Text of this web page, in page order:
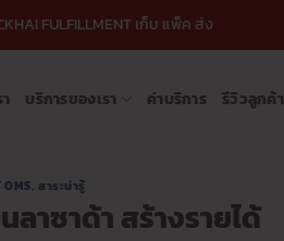
FULFILLMENT เก็บ แพ็ค ส่ง
บริการของเรา ค่าบริการ รีวิวลูกค้า
,สาระน่ารู้
าซาด้า สร้างรายได้